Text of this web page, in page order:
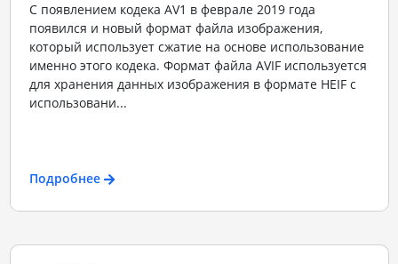
С появлением кодека AV1 в феврале 2019 года
появился и новый формат файла изображения,
который использует сжатие на основе использование
именно этого кодека. Формат файла AVIF используется
для хранения данных изображения в формате HEIF с
использовани...
Подробнее